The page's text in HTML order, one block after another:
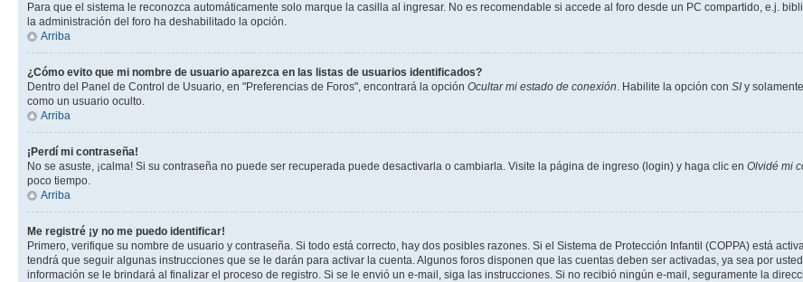
Para que el sistema le reconozca automáticamente solo marque la casilla al ingresar. No es recomendable si accede al foro desde un PC compartido, e.j.
la administración del foro ha deshabilitado la opción.
Arriba
¿Cómo evito que mi nombre de usuario aparezca en las listas de usuarios identificados?
Dentro del Panel de Control de Usuario, en "Preferencias de Foros", encontrará la opción Ocultar mi estado de conexión. Habilite la opción con SI y
como un usuario oculto.
Arriba
¡Perdí mi contraseña!
No se asuste, ¡calma! Si su contraseña no puede ser recuperada puede desactivarla o cambiarla. Visite la página de ingreso (login) y haga clic en Olvidé mi
poco tiempo.
Arriba
Me registré ¡y no me puedo identificar!
Primero, verifique su nombre de usuario y contraseña. Si todo está correcto, hay dos posibles razones. Si el Sistema de Protección Infantil (COPPA) está
tendrá que seguir algunas instrucciones que se le darán para activar la cuenta. Algunos foros disponen que las cuentas deben ser activadas, ya sea por
información se le brindará al finalizar el proceso de registro. Si se le envió un e-mail, siga las instrucciones. Si no recibió ningún e-mail, seguramente la